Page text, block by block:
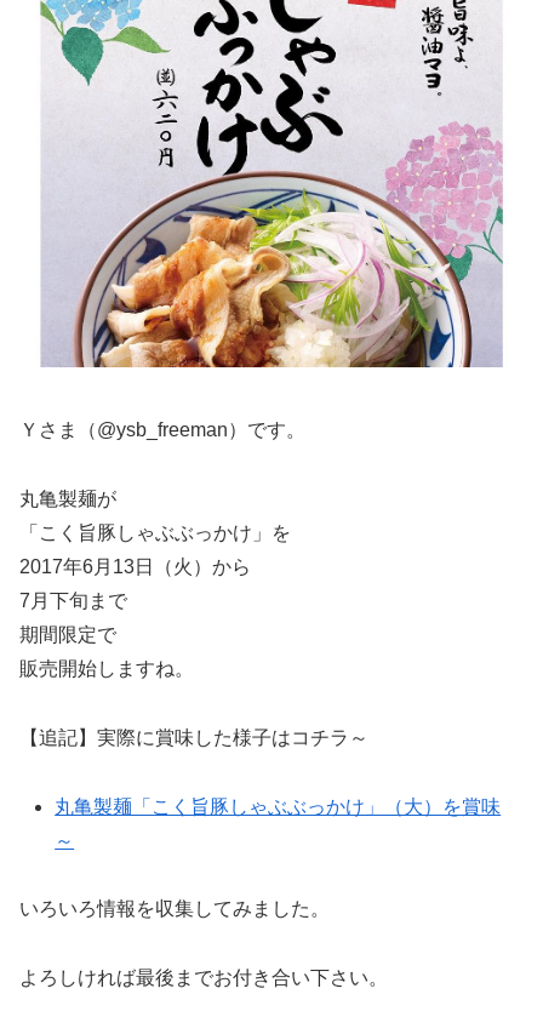
Ｙさま（@ysb_freeman）です。
丸亀製麺が
「こく旨豚しゃぶぶっかけ」を
2017年6月13日（火）から
7月下旬まで
期間限定で
販売開始しますね。
【追記】実際に賞味した様子はコチラ～
丸亀製麺「こく旨豚しゃぶぶっかけ」（大）を賞味
～
いろいろ情報を収集してみました。
よろしければ最後までお付き合い下さい。